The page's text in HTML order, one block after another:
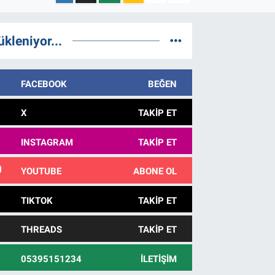
FACEBOOK BEĞEN
X TAKIP ET
INSTAGRAM TAKIP ET
YOUTUBE ABONE OL
TIKTOK TAKIP ET
THREADS TAKIP ET
05395151234 İLETIŞIM